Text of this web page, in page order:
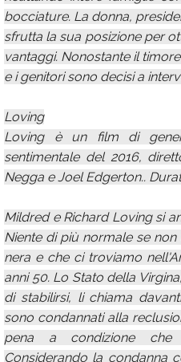
bocciature. La donna,
sfrutta la sua posizione per
vantaggi. Nonostante il
e i genitori sono decisi a
Loving
Loving è un film di
sentimentale del 2016,
Negga e Joel Edgerton..
Mildred e Richard Loving si
Niente di più normale se
nera e che ci troviamo
anni 50. Lo Stato della
di stabilirsi, li chiama
sono condannati alla
pena a condizione che
Considerando la condanna